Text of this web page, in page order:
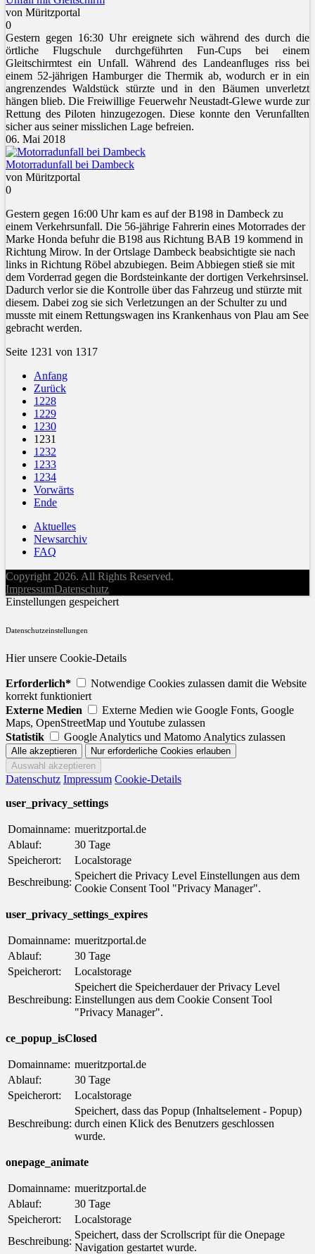
von Müritzportal
0
Gestern gegen 16:30 Uhr ereignete sich während des durch die
örtliche Flugschule durchgeführten Fun-Cups bei einem
Gleitschirmtest ein Unfall. Während des Landeanfluges riss bei
einem 52-jährigen Hamburger die Thermik ab, wodurch er in ein
angrenzendes Waldstück stürzte und in den Bäumen unverletzt
hängen blieb. Die Freiwillige Feuerwehr Neustadt-Glewe wurde zur
Rettung des Piloten hinzugezogen. Diese konnte den Verunfallten
sicher aus seiner misslichen Lage befreien.
06. Mai 2018
Motorradunfall bei Dambeck
von Müritzportal
0
Gestern gegen 16:00 Uhr kam es auf der B198 in Dambeck zu
einem Verkehrsunfall. Die 56-jährige Fahrerin eines Motorrades der
Marke Honda befuhr die B198 aus Richtung BAB 19 kommend in
Richtung Mirow. In der Ortslage Dambeck beabsichtigte sie nach
links in Richtung Röbel abzubiegen. Beim Abbiegen stieß sie mit
dem Vorderrad gegen die Bordsteinkante der dortigen Verkehrsinsel.
Dadurch verlor sie die Kontrolle über das Fahrzeug und stürzte mit
diesem. Dabei zog sie sich Verletzungen an der Schulter zu und
musste mit einem Rettungswagen ins Krankenhaus von Plau am See
gebracht werden.
Seite 1231 von 1317
Anfang
Zurück
1228
1229
1230
1231
1232
1233
1234
Vorwärts
Ende
Aktuelles
Newsarchiv
FAQ
Copyright 2026. All Rights Reserved.
ImpressumDatenschutz
Einstellungen gespeichert
Datenschutzeinstellungen
Hier unsere Cookie-Details
Erforderlich*
Notwendige Cookies zulassen damit die Website
korrekt funktioniert
Externe Medien
Externe Medien wie Google Fonts, Google
Maps, OpenStreetMap und Youtube zulassen
Statistik
Google Analytics und Matomo Analytics zulassen
Datenschutz Impressum Cookie-Details
user_privacy_settings
Domainname: mueritzportal.de
Ablauf:
30 Tage
Speicherort:
Localstorage
Beschreibung:
Speichert die Privacy Level Einstellungen aus dem
Cookie Consent Tool "Privacy Manager".
user_privacy_settings_expires
Domainname: mueritzportal.de
Ablauf:
30 Tage
Speicherort:
Localstorage
Beschreibung:
Speichert die Speicherdauer der Privacy Level
Einstellungen aus dem Cookie Consent Tool
"Privacy Manager".
ce_popup_isClosed
Domainname: mueritzportal.de
Ablauf:
30 Tage
Speicherort:
Localstorage
Beschreibung:
Speichert, dass das Popup (Inhaltselement - Popup)
durch einen Klick des Benutzers geschlossen
wurde.
onepage_animate
Domainname: mueritzportal.de
Ablauf:
30 Tage
Speicherort:
Localstorage
Beschreibung:
Speichert, dass der Scrollscript für die Onepage
Navigation gestartet wurde.